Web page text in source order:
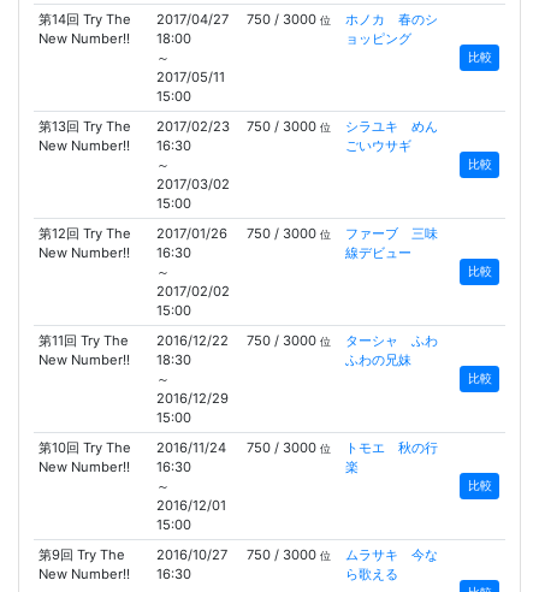
第14回 Try The
New Number!!
2017/04/27
18:00
～
2017/05/11
15:00
750 / 3000位
ホノカ 春のシ
ョッピング
比較
第13回 Try The
New Number!!
2017/02/23
16:30
～
2017/03/02
15:00
750 / 3000位
シラユキ めん
ごいウサギ
比較
第12回 Try The
New Number!!
2017/01/26
16:30
～
2017/02/02
15:00
750 / 3000位
ファーブ 三味
線デビュー
比較
第11回 Try The
New Number!!
2016/12/22
18:30
～
2016/12/29
15:00
750 / 3000位
ターシャ ふわ
ふわの兄妹
比較
第10回 Try The
New Number!!
2016/11/24
16:30
～
2016/12/01
15:00
750 / 3000位
トモエ 秋の行
楽
比較
第9回 Try The
New Number!!
2016/10/27
16:30
750 / 3000位
ムラサキ 今な
ら歌える